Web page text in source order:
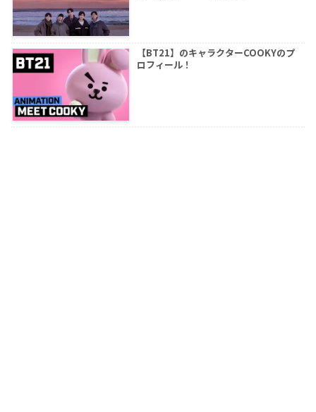
【BT21】のキャラクターCOOKYのプ
ロフィール！